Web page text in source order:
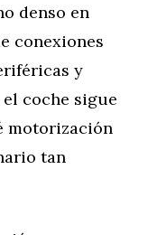
denso en
conexiones
y
coche sigue
motorización
tan